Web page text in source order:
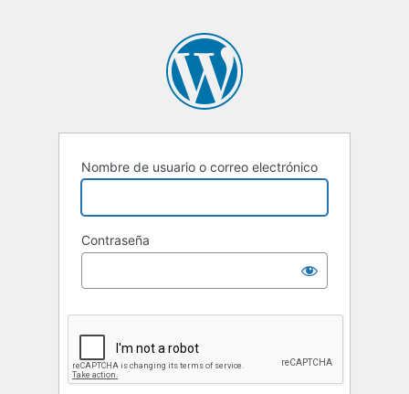
Nombre de usuario o correo electrónico
Contraseña